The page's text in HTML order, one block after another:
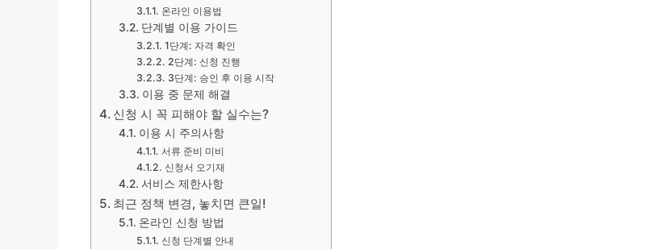
온라인 이용법
단계별 이용 가이드
1단계: 자격 확인
2단계: 신청 진행
3단계: 승인 후 이용 시작
이용 중 문제 해결
신청 시 꼭 피해야 할 실수는?
이용 시 주의사항
서류 준비 미비
신청서 오기재
서비스 제한사항
최근 정책 변경, 놓치면 큰일!
온라인 신청 방법
신청 단계별 안내